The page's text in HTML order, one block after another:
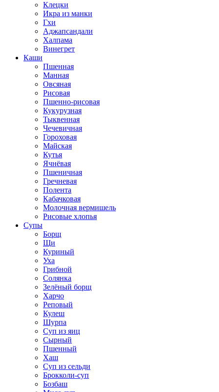
Клецки
Икра из манки
Гхи
Аджапсандали
Халпама
Винегрет
Каши
Пшенная
Манная
Овсяная
Рисовая
Пшенно-рисовая
Кукурузная
Тыквенная
Чечевичная
Гороховая
Майская
Кутья
Ячнёвая
Пшеничная
Гречневая
Полента
Кабачковая
Молочная вермишель
Рисовые хлопья
Супы
Борщ
Щи
Куриный
Уха
Грибной
Солянка
Зелёный борщ
Харчо
Реповый
Кулеш
Шурпа
Суп из яиц
Сырный
Пшенный
Хаш
Суп из сельди
Брокколи-суп
Бозбаш